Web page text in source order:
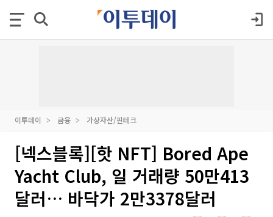
이투데이 금융 가상자산/핀테크
[넥스블록][핫 NFT] Bored Ape
Yacht Club, 일 거래량 50만413
달러… 바닥가 2만3378달러